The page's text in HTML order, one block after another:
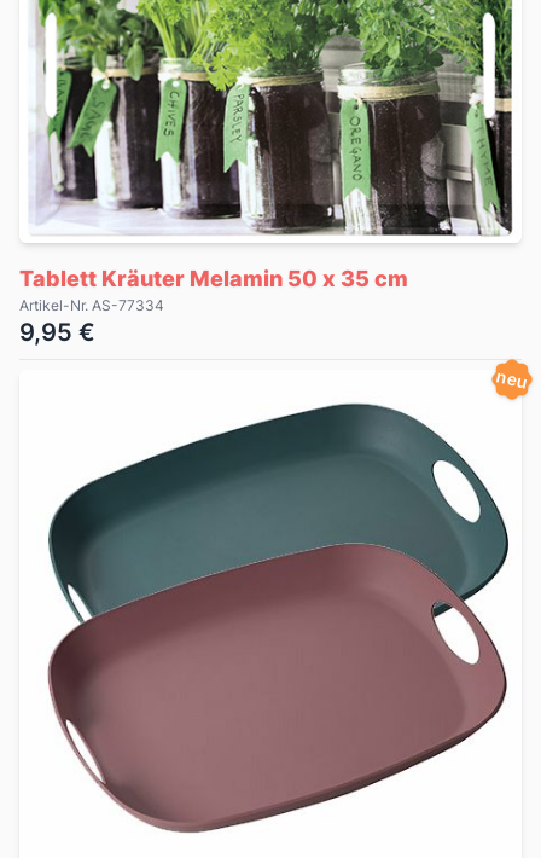
Tablett Kräuter Melamin 50 x 35 cm
Artikel-Nr. AS-77334
9,95 €
neu